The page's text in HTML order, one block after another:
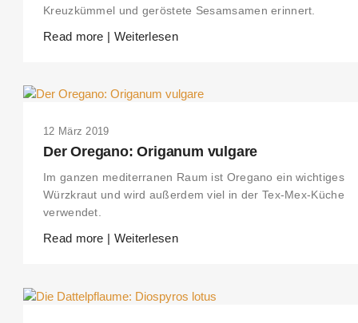
Kreuzkümmel und geröstete Sesamsamen erinnert.
Read more | Weiterlesen
12 März 2019
Der Oregano: Origanum vulgare
Im ganzen mediterranen Raum ist Oregano ein wichtiges
Würzkraut und wird außerdem viel in der Tex-Mex-Küche
verwendet.
Read more | Weiterlesen